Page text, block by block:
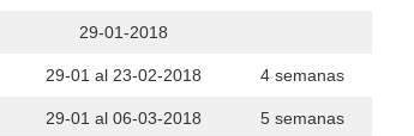
29-01-2018
29-01 al 23-02-2018 4 semanas
29-01 al 06-03-2018 5 semanas